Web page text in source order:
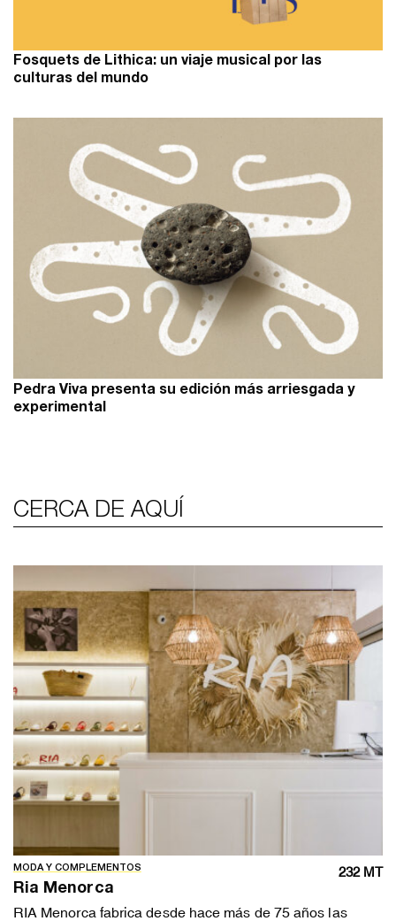
Fosquets de Lithica: un viaje musical por las
culturas del mundo
Pedra Viva presenta su edición más arriesgada y
experimental
CERCA DE AQUÍ
MODA Y COMPLEMENTOS 232 MT
Ria Menorca
RIA Menorca fabrica desde hace más de 75 años las